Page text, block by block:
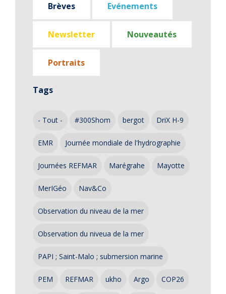
Brèves Evénements
Newsletter Nouveautés
Portraits
Tags
- Tout - #300Shom bergot DriX H-9
EMR Journée mondiale de l'hydrographie
Journées REFMAR Marégrahe Mayotte
MerIGéo Nav&Co
Observation du niveau de la mer
Observation du niveua de la mer
PAPI ; Saint-Malo ; submersion marine
PEM REFMAR ukho Argo COP26